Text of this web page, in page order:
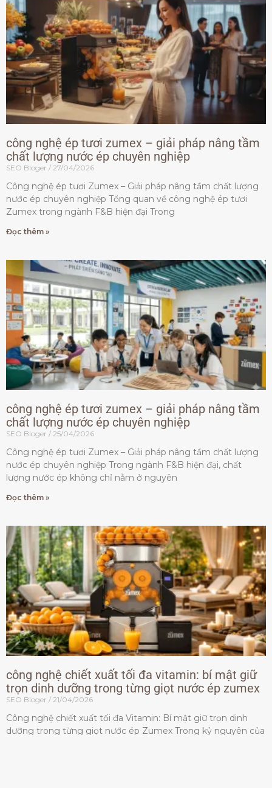
công nghệ ép tươi zumex – giải pháp nâng tầm
chất lượng nước ép chuyên nghiệp
SEO Bloger 27/04/2026
Công nghệ ép tươi Zumex – Giải pháp nâng tầm chất lượng
nước ép chuyên nghiệp Tổng quan về công nghệ ép tươi
Zumex trong ngành F&B hiện đại Trong
Đọc thêm »
công nghệ ép tươi zumex – giải pháp nâng tầm
chất lượng nước ép chuyên nghiệp
SEO Bloger 25/04/2026
Công nghệ ép tươi Zumex – Giải pháp nâng tầm chất lượng
nước ép chuyên nghiệp Trong ngành F&B hiện đại, chất
lượng nước ép không chỉ nằm ở nguyên
Đọc thêm »
công nghệ chiết xuất tối đa vitamin: bí mật giữ
trọn dinh dưỡng trong từng giọt nước ép zumex
SEO Bloger 21/04/2026
Công nghệ chiết xuất tối đa Vitamin: Bí mật giữ trọn dinh
dưỡng trong từng giọt nước ép Zumex Trong kỷ nguyên của